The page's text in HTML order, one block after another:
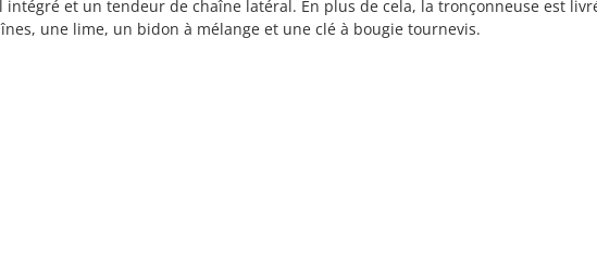
intégré et un tendeur de chaîne latéral. En plus de cela, la tronçonneuse est
une lime, un bidon à mélange et une clé à bougie tournevis.